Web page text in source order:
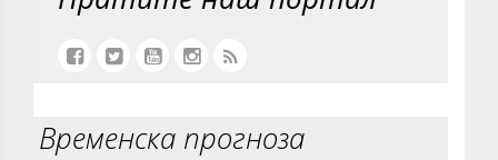
Временска прогноза